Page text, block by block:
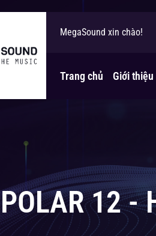
MegaSound xin chào!
Bạn cần tư vấn giải pháp
Trang chủ Giới thiệu
POLAR 12 -